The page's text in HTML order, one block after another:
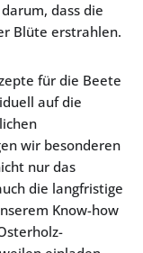
dass die
Blüte erstrahlen.
für die Beete
auf die
wir besonderen
nur das
die langfristige
Know-how